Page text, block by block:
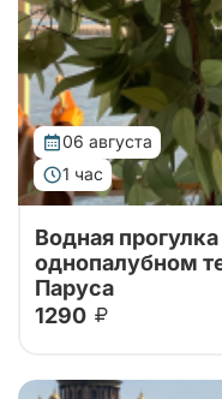
06 августа
1 час
Водная
однопалубном
Паруса
1290